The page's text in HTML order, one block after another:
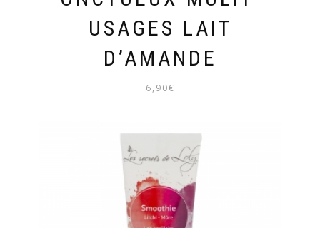
USAGES LAIT
D’AMANDE
6,90€